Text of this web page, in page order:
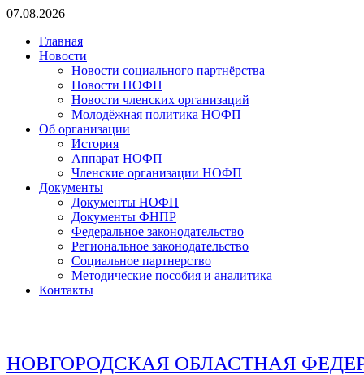
Перейти
содержимому
07.08.2026
Главная
Новости
Новости социального партнёрства
Новости НОФП
Новости членских организаций
Молодёжная политика НОФП
Об организации
История
Аппарат НОФП
Членские организации НОФП
Документы
Документы НОФП
Документы ФНПР
Федеральное законодательство
Региональное законодательство
Социальное партнерство
Методические пособия и аналитика
Контакты
НОВГОРОДСКАЯ ОБЛАСТНАЯ